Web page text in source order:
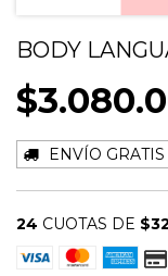
BODY
ENVÍO GRATIS
24 CUOTAS DE